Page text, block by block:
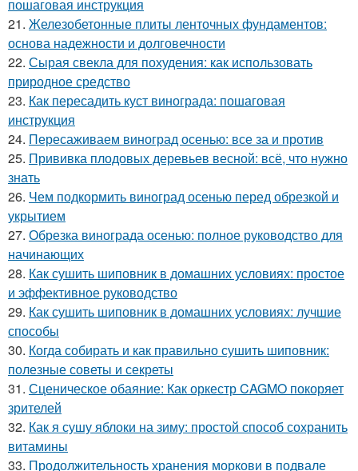
пошаговая инструкция
21. Железобетонные плиты ленточных фундаментов:
основа надежности и долговечности
22. Сырая свекла для похудения: как использовать
природное средство
23. Как пересадить куст винограда: пошаговая
инструкция
24. Пересаживаем виноград осенью: все за и против
25. Прививка плодовых деревьев весной: всё, что нужно
знать
26. Чем подкормить виноград осенью перед обрезкой и
укрытием
27. Обрезка винограда осенью: полное руководство для
начинающих
28. Как сушить шиповник в домашних условиях: простое
и эффективное руководство
29. Как сушить шиповник в домашних условиях: лучшие
способы
30. Когда собирать и как правильно сушить шиповник:
полезные советы и секреты
31. Сценическое обаяние: Как оркестр CAGMO покоряет
зрителей
32. Как я сушу яблоки на зиму: простой способ сохранить
витамины
33. Продолжительность хранения моркови в подвале